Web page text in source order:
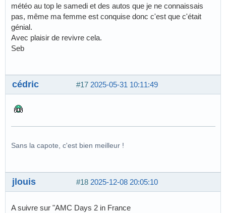
météo au top le samedi et des autos que je ne connaissais
pas, même ma femme est conquise donc c'est que c'était
génial.
Avec plaisir de revivre cela.
Seb
#17 2025-05-31 10:11:49
cédric
Sans la capote, c'est bien meilleur !
#18 2025-12-08 20:05:10
jlouis
A suivre sur "AMC Days 2 in France